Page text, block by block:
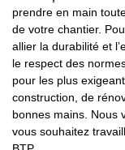
prendre en main
de votre chantier.
allier la durabilité et
le respect des
pour les plus
construction, de
bonnes mains. Nous
vous souhaitez